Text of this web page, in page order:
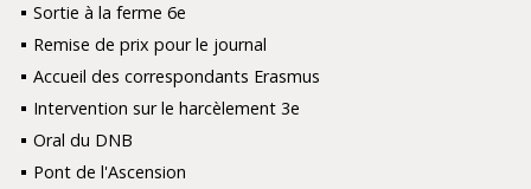
Sortie à la ferme 6e
Remise de prix pour le journal
Accueil des correspondants Erasmus
Intervention sur le harcèlement 3e
Oral du DNB
Pont de l'Ascension